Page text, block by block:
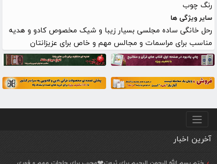
رنگ چوب
سایر ویژگی ها
رحل خانگی ساده مجلسی بسیار زیبا و شیک مخصوص کادو و هدیه
مناسب برای مراسمات و مجالس مهم و خاص برای عزیزانتان
منو پایین
آخرین اخبار